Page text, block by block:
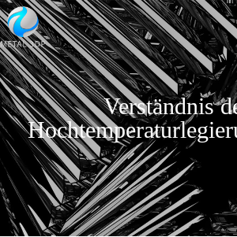
Verständnis